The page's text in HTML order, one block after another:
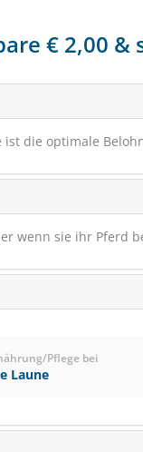
€ 2,00
ist die optimale
wenn sie ihr Pferd
Pflege bei
Laune